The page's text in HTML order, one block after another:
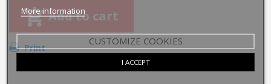
Add to cart
Print
More information
CUSTOMIZE COOKIES
I ACCEPT